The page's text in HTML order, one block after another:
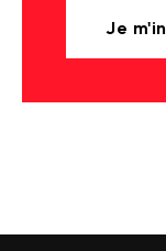
Je